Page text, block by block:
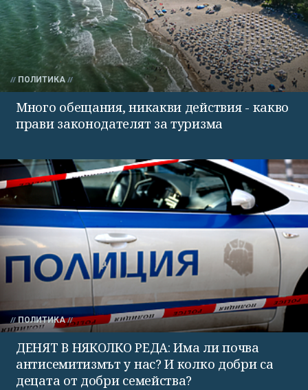
ПОЛИТИКА
Много обещания, никакви действия - какво
прави законодателят за туризма
ПОЛИТИКА
ДЕНЯТ В НЯКОЛКО РЕДА: Има ли почва
антисемитизмът у нас? И колко добри са
децата от добри семейства?